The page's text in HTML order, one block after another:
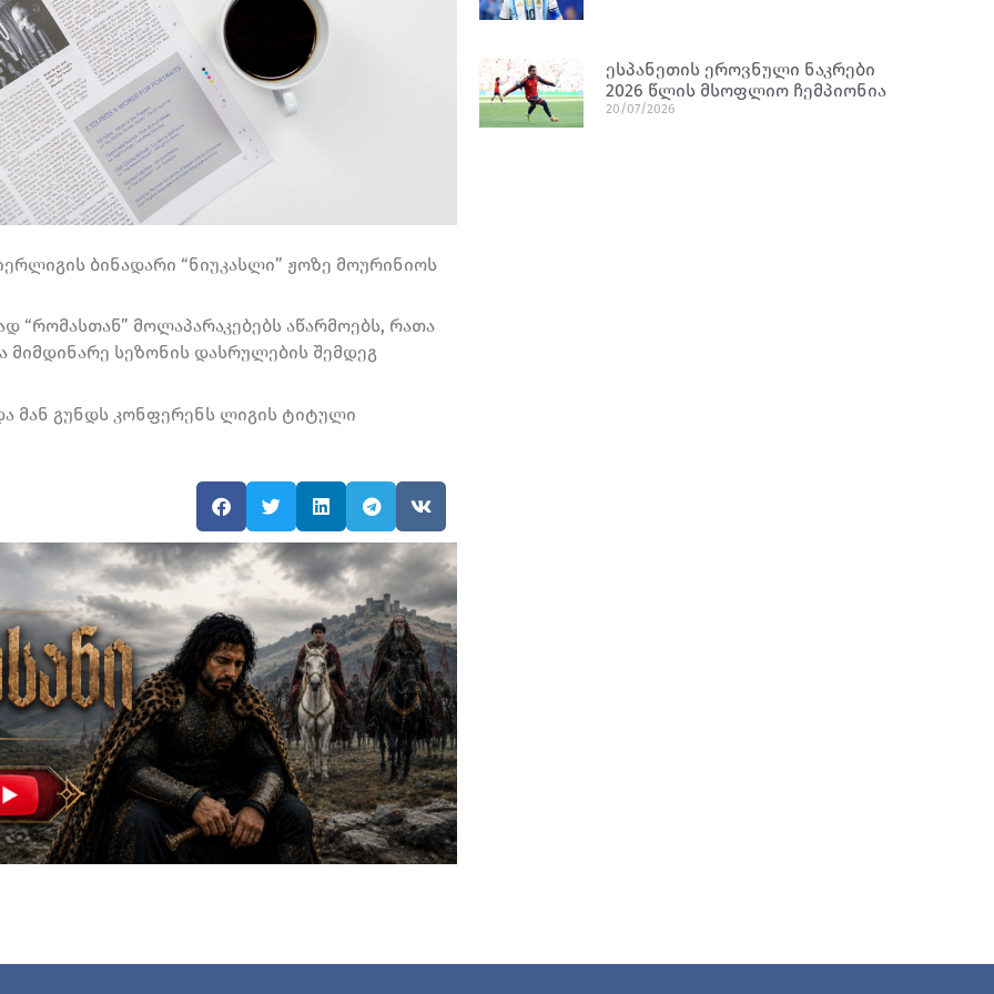
ბინადარი “ნიუკასლი” ჟოზე მოურინიოს
“რომასთან” მოლაპარაკებებს აწარმოებს, რათა
სეზონის დასრულების შემდეგ
მან გუნდს კონფერენს ლიგის ტიტული
ესპანეთის ეროვნული ნაკრები
2026 წლის მსოფლიო ჩემპიონია
20/07/2026